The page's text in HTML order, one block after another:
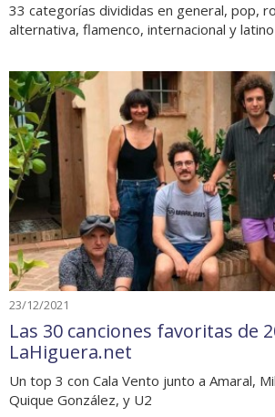
33 categorías divididas en general, pop,
alternativa, flamenco, internacional y latino
23/12/2021
Las 30 canciones favoritas de
LaHiguera.net
Un top 3 con Cala Vento junto a Amaral,
Quique González, y U2